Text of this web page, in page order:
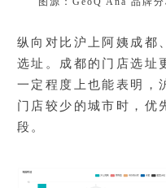
纵向对比沪上阿姨成都
选址。成都的门店选址
一定程度上也能表明，
门店较少的城市时，优
段。